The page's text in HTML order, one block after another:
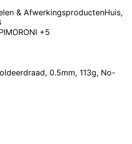
& AfwerkingsproductenHuis,
+5
0.5mm, 113g, No-